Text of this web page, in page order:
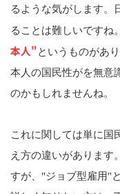
るような気がします。
ることは難しいですね
本人"というものがあ
本人の国民性がを無意
のかもしれませんね。
これに関しては単に国
え方の違いがあります
すが、"ジョブ型雇用"